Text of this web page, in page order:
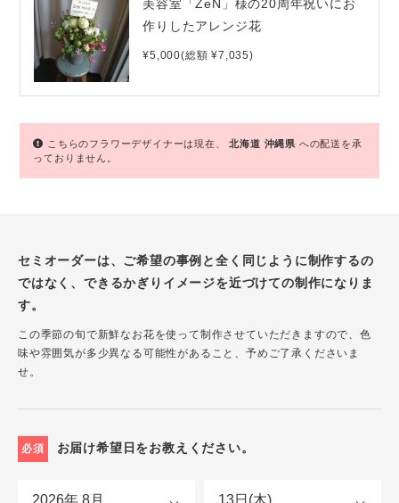
美容室「ZeN」様の20周年祝いにお
作りしたアレンジ花
¥5,000(総額 ¥7,035)
こちらのフラワーデザイナーは現在、北海道 沖縄県 への配送を承
っておりません。
セミオーダーは、ご希望の事例と全く同じように制作するの
ではなく、できるかぎりイメージを近づけての制作になりま
す。
この季節の旬で新鮮なお花を使って制作させていただきますので、色
味や雰囲気が多少異なる可能性があること、予めご了承くださいま
せ。
必須 お届け希望日をお教えください。